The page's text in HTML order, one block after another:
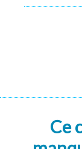
Ce